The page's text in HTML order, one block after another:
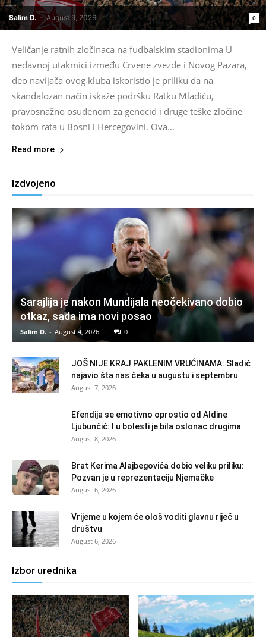
Salim D. - August 9, 2026 0
Veličanje ratnih zločinaca na fudbalskim stadionima U
nedavnoj utakmici između Crvene zvezde i Novog Pazara,
deo navijača ovog kluba iskoristio je priliku da na
skandalozan način iskaže podršku Ratku Mladiću,
pravosnažno osuđenom za genocid i druge teške zločine
tokom rata u Bosni i Hercegovini. Ova...
Read more
Izdvojeno
Sarajlija je nakon Mundijala neočekivano dobio
otkaz, sada ima novi posao
Salim D. - August 4, 2026 0
JOŠ NIJE KRAJ PAKLENIM VRUĆINAMA: Sladić
najavio šta nas čeka u augustu i septembru
August 7, 2026
Efendija se emotivno oprostio od Aldine
Ljubunčić: I u bolesti je bila oslonac drugima
August 8, 2026
Brat Kerima Alajbegovića dobio veliku priliku:
Pozvan je u reprezentaciju Njemačke
August 6, 2026
Vrijeme u kojem će ološ voditi glavnu riječ u
društvu
August 6, 2026
Izbor urednika